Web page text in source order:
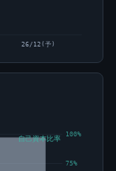
26/12(予)
75%
100%
自己資本比率